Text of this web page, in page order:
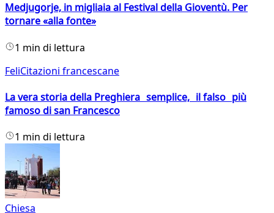
Medjugorje, in migliaia al Festival della Gioventù. Per
tornare «alla fonte»
1 min di lettura
FeliCitazioni francescane
La vera storia della Preghiera semplice, il falso più
famoso di san Francesco
1 min di lettura
Chiesa